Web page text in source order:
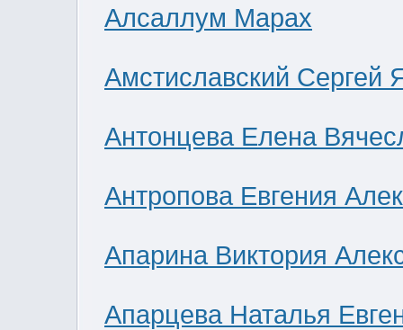
Алсаллум Марах
Амстиславский Сергей
Антонцева Елена
Антропова Евгения
Апарина Виктория
Апарцева Наталья